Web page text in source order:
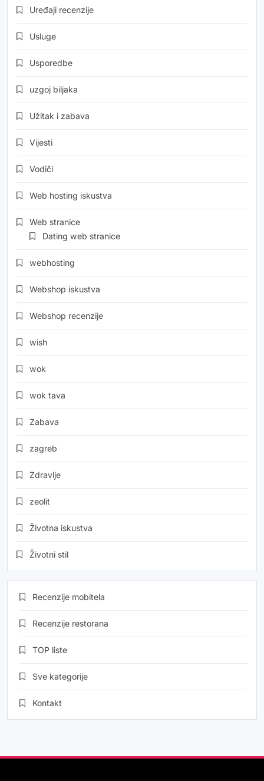
Uređaji recenzije
Usluge
Usporedbe
uzgoj biljaka
Užitak i zabava
Vijesti
Vodiči
Web hosting iskustva
Web stranice
Dating web stranice
webhosting
Webshop iskustva
Webshop recenzije
wish
wok
wok tava
Zabava
zagreb
Zdravlje
zeolit
Životna iskustva
Životni stil
Recenzije mobitela
Recenzije restorana
TOP liste
Sve kategorije
Kontakt